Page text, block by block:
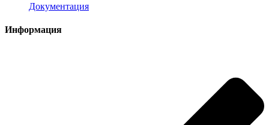
Документация
Информация